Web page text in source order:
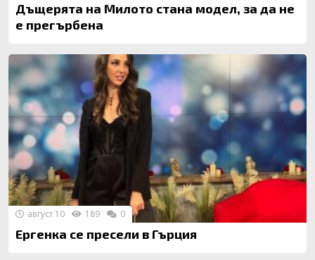
Дъщерята на Милото стана модел, за да не
е прегърбена
Ергенка се пресели в Гърция
август 10 189 0